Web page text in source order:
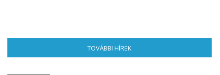
TOVÁBBI HÍREK